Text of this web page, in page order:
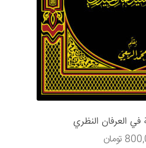
في العرفان النظري
تومان